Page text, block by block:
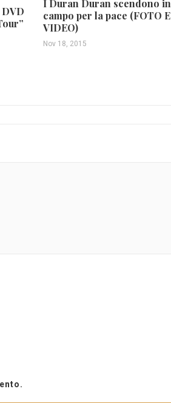
I Duran Duran scendono in
campo per la pace (FOTO E
VIDEO)
Nov 18, 2015